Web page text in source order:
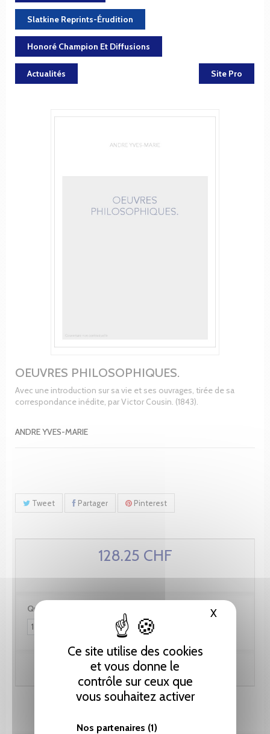
Ce site utilise des cookies
et vous donne le
contrôle sur ceux que
vous souhaitez activer
Nos partenaires (1)
XMasquer
Slatkine Reprints-Érudition
Honoré Champion Et Diffusions
Actualités Site Pro
OEUVRES PHILOSOPHIQUES.
Avec une introduction sur sa vie et ses ouvrages, tirée de sa
correspondance inédite, par Victor Cousin. (1843).
ANDRE YVES-MARIE
Tweet Partager Pinterest
128.25 CHF
Quantité :
Ajouter au panier